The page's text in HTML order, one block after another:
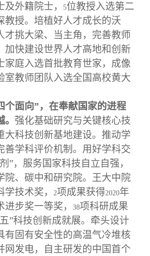
外籍院士，
5位教授入选第二
教授。培植好人才成长的沃
才挑大梁、当主角，完善教师
加快建设世界人才高地和创新
家庭入选首批教育世家，成像
室教师团队入选全国高校黄大
个面向”，在奉献国家的进程
强化基础研究与关键核心技
大科技创新基地建设。推动学
善学科评价机制。用好学科交
”，服务国家科技自立自强，
院、碳中和研究院。王大中院
技术奖，
2项成果获得2020年
步奖一等奖，
38项科研成果
”科技创新成就展。牵头设计
有固有安全性的高温气冷堆核
网发电，自主研发的中国首个